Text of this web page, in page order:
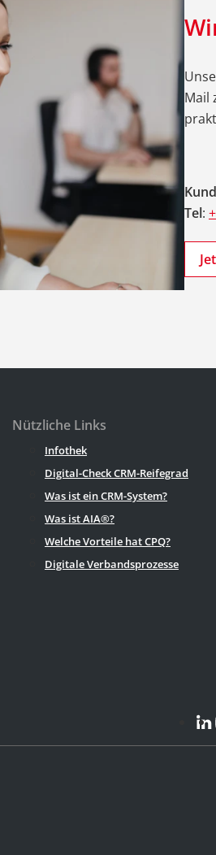
Mail
Tel:
Nützliche Links
Infothek
Digital-Check CRM-Reifegrad
Was ist ein CRM-System?
Was ist AIA®?
Welche Vorteile hat CPQ?
Digitale Verbandsprozesse